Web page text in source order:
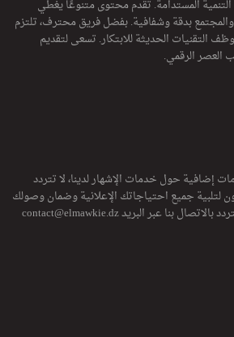
المستدامة. تقدم محتوى متنوعًا يغطي
والمجتمع بدقة وشفافية. بفضل فريق محترف، تلتزم
التقنيات الحديثة للابتكار. تسعى لتقديم
العصر الرقمي.
إضافية حول خدمات الإشهار لدينا، لا تتردد
لتلبية جميع احتياجاتك الإعلانية وضمان وصولك
بالاتصال بنا عبر البريدcontact@elmawkie.dz